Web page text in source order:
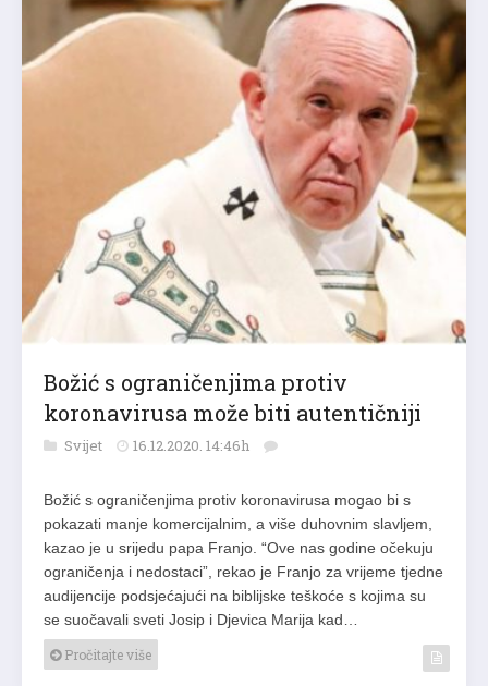
Božić s ograničenjima protiv
koronavirusa može biti autentičniji
Svijet 16.12.2020. 14:46h
Božić s ograničenjima protiv koronavirusa mogao bi s
pokazati manje komercijalnim, a više duhovnim slavljem,
kazao je u srijedu papa Franjo. “Ove nas godine očekuju
ograničenja i nedostaci”, rekao je Franjo za vrijeme tjedne
audijencije podsjećajući na biblijske teškoće s kojima su
se suočavali sveti Josip i Djevica Marija kad…
Pročitajte više